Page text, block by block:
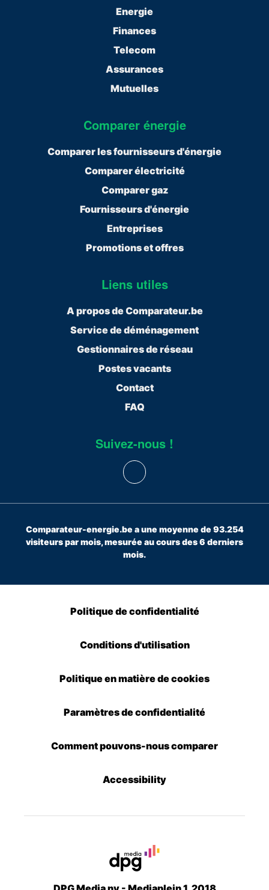
Energie
Finances
Telecom
Assurances
Mutuelles
Comparer énergie
Comparer les fournisseurs d'énergie
Comparer électricité
Comparer gaz
Fournisseurs d'énergie
Entreprises
Promotions et offres
Liens utiles
A propos de Comparateur.be
Service de déménagement
Gestionnaires de réseau
Postes vacants
Contact
FAQ
Suivez-nous !
Comparateur-energie.be a une moyenne de 93.254
visiteurs par mois, mesurée au cours des 6 derniers
mois.
Politique de confidentialité
Conditions d'utilisation
Politique en matière de cookies
Paramètres de confidentialité
Comment pouvons-nous comparer
Accessibility